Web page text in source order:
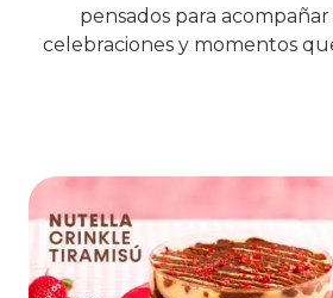
pensados para
celebraciones y momentos